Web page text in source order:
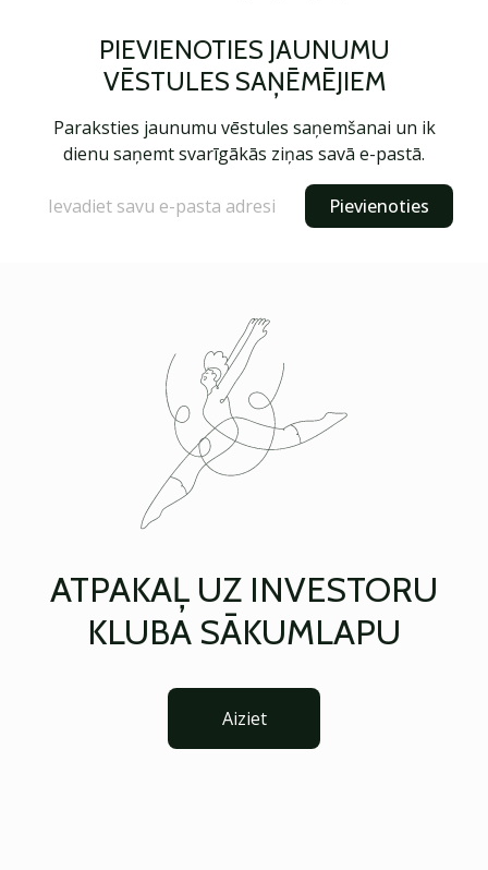
PIEVIENOTIES JAUNUMU
VĒSTULES SAŅĒMĒJIEM
Paraksties jaunumu vēstules saņemšanai un ik
dienu saņemt svarīgākās ziņas savā e-pastā.
Pievienoties
ATPAKAĻ UZ INVESTORU
KLUBA SĀKUMLAPU
Aiziet